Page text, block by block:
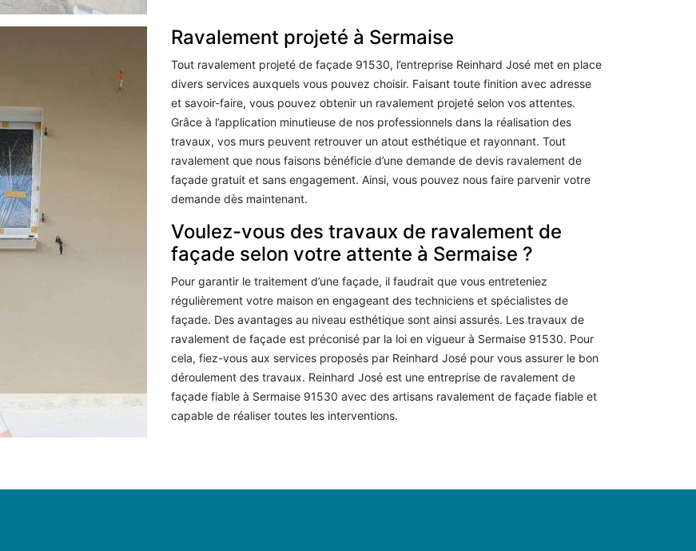
Ravalement projeté à Sermaise
Tout ravalement projeté de façade 91530, l’entreprise Reinhard José met en place
divers services auxquels vous pouvez choisir. Faisant toute finition avec adresse
et savoir-faire, vous pouvez obtenir un ravalement projeté selon vos attentes.
Grâce à l’application minutieuse de nos professionnels dans la réalisation des
travaux, vos murs peuvent retrouver un atout esthétique et rayonnant. Tout
ravalement que nous faisons bénéficie d’une demande de devis ravalement de
façade gratuit et sans engagement. Ainsi, vous pouvez nous faire parvenir votre
demande dès maintenant.
Voulez-vous des travaux de ravalement de
façade selon votre attente à Sermaise ?
Pour garantir le traitement d’une façade, il faudrait que vous entreteniez
régulièrement votre maison en engageant des techniciens et spécialistes de
façade. Des avantages au niveau esthétique sont ainsi assurés. Les travaux de
ravalement de façade est préconisé par la loi en vigueur à Sermaise 91530. Pour
cela, fiez-vous aux services proposés par Reinhard José pour vous assurer le bon
déroulement des travaux. Reinhard José est une entreprise de ravalement de
façade fiable à Sermaise 91530 avec des artisans ravalement de façade fiable et
capable de réaliser toutes les interventions.